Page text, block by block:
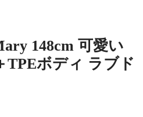
148cm 可愛い
TPEボディ ラブド